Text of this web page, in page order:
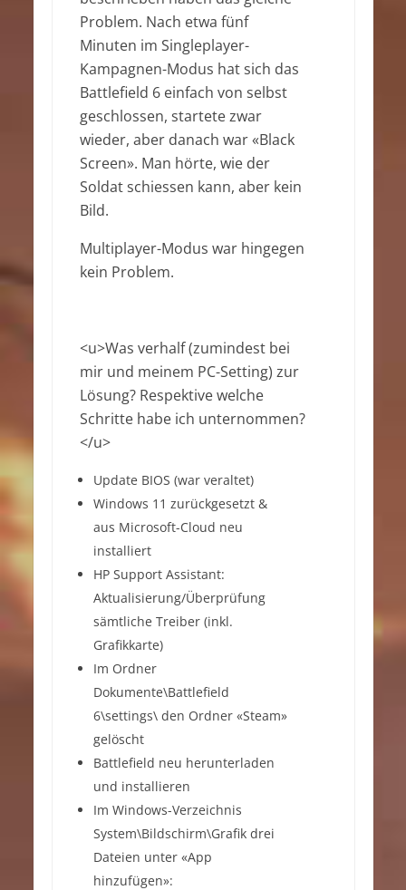
Problem. Nach etwa fünf
Minuten im Singleplayer-
Kampagnen-Modus hat sich das
Battlefield 6 einfach von selbst
geschlossen, startete zwar
wieder, aber danach war «Black
Screen». Man hörte, wie der
Soldat schiessen kann, aber kein
Bild.
Multiplayer-Modus war hingegen
kein Problem.
<u>Was verhalf (zumindest bei
mir und meinem PC-Setting) zur
Lösung? Respektive welche
Schritte habe ich unternommen?
</u>
Update BIOS (war veraltet)
Windows 11 zurückgesetzt &
aus Microsoft-Cloud neu
installiert
HP Support Assistant:
Aktualisierung/Überprüfung
sämtliche Treiber (inkl.
Grafikkarte)
Im Ordner
Dokumente\Battlefield
6\settings\ den Ordner «Steam»
gelöscht
Battlefield neu herunterladen
und installieren
Im Windows-Verzeichnis
System\Bildschirm\Grafik drei
Dateien unter «App
hinzufügen»: